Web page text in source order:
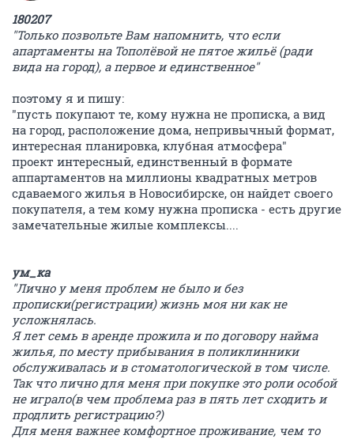
180207
"Только позвольте Вам напомнить, что если
апартаменты на Тополёвой не пятое жильё (ради
вида на город), а первое и единственное"
поэтому я и пишу:
"пусть покупают те, кому нужна не прописка, а вид
на город, расположение дома, непривычный формат,
интересная планировка, клубная атмосфера"
проект интересный, единственный в формате
аппартаментов на миллионы квадратных метров
сдаваемого жилья в Новосибирске, он найдет своего
покупателя, а тем кому нужна прописка - есть другие
замечательные жилые комплексы....
ум_ка
"Лично у меня проблем не было и без
прописки(регистрации) жизнь моя ни как не
усложнялась.
Я лет семь в аренде прожила и по договору найма
жилья, по месту прибывания в поликлинники
обслуживалась и в стоматологической в том числе.
Так что лично для меня при покупке это роли особой
не играло(в чем проблема раз в пять лет сходить и
продлить регистрацию?)
Для меня важнее комфортное проживание, чем то